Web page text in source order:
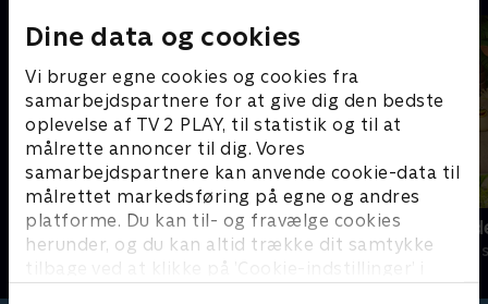
Dine data og cookies
Vi bruger egne cookies og cookies fra
samarbejdspartnere for at give dig den bedste
oplevelse af TV 2 PLAY, til statistik og til at
målrette annoncer til dig. Vores
samarbejdspartnere kan anvende cookie-data til
målrettet markedsføring på egne og andres
platforme. Du kan til- og fravælge cookies
herunder, og du kan altid trække dit samtykke
tilbage ved at klikke på ’Cookie-indstillinger’ i
Hunden Ib
Børneserier • 1 sæsoner
Jungle
Børneserier • 2